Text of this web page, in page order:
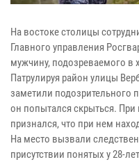
На востоке столицы
Главного управления
мужчину, подозреваемого
Патрулируя район улицы
заметили подозрительного
он попытался скрыться.
признался, что при нем
На место вызвали
присутствии понятых у 28-